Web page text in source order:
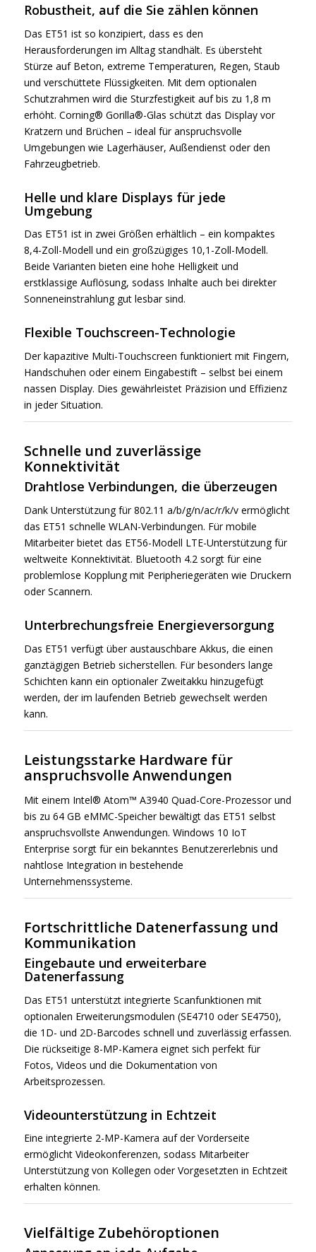
Robustheit, auf die Sie zählen können
Das ET51 ist so konzipiert, dass es den
Herausforderungen im Alltag standhält. Es übersteht
Stürze auf Beton, extreme Temperaturen, Regen, Staub
und verschüttete Flüssigkeiten. Mit dem optionalen
Schutzrahmen wird die Sturzfestigkeit auf bis zu 1,8 m
erhöht. Corning® Gorilla®-Glas schützt das Display vor
Kratzern und Brüchen – ideal für anspruchsvolle
Umgebungen wie Lagerhäuser, Außendienst oder den
Fahrzeugbetrieb.
Helle und klare Displays für jede
Umgebung
Das ET51 ist in zwei Größen erhältlich – ein kompaktes
8,4-Zoll-Modell und ein großzügiges 10,1-Zoll-Modell.
Beide Varianten bieten eine hohe Helligkeit und
erstklassige Auflösung, sodass Inhalte auch bei direkter
Sonneneinstrahlung gut lesbar sind.
Flexible Touchscreen-Technologie
Der kapazitive Multi-Touchscreen funktioniert mit Fingern,
Handschuhen oder einem Eingabestift – selbst bei einem
nassen Display. Dies gewährleistet Präzision und Effizienz
in jeder Situation.
Schnelle und zuverlässige
Konnektivität
Drahtlose Verbindungen, die überzeugen
Dank Unterstützung für 802.11 a/b/g/n/ac/r/k/v ermöglicht
das ET51 schnelle WLAN-Verbindungen. Für mobile
Mitarbeiter bietet das ET56-Modell LTE-Unterstützung für
weltweite Konnektivität. Bluetooth 4.2 sorgt für eine
problemlose Kopplung mit Peripheriegeräten wie Druckern
oder Scannern.
Unterbrechungsfreie Energieversorgung
Das ET51 verfügt über austauschbare Akkus, die einen
ganztägigen Betrieb sicherstellen. Für besonders lange
Schichten kann ein optionaler Zweitakku hinzugefügt
werden, der im laufenden Betrieb gewechselt werden
kann.
Leistungsstarke Hardware für
anspruchsvolle Anwendungen
Mit einem Intel® Atom™ A3940 Quad-Core-Prozessor und
bis zu 64 GB eMMC-Speicher bewältigt das ET51 selbst
anspruchsvollste Anwendungen. Windows 10 IoT
Enterprise sorgt für ein bekanntes Benutzererlebnis und
nahtlose Integration in bestehende
Unternehmenssysteme.
Fortschrittliche Datenerfassung und
Kommunikation
Eingebaute und erweiterbare
Datenerfassung
Das ET51 unterstützt integrierte Scanfunktionen mit
optionalen Erweiterungsmodulen (SE4710 oder SE4750),
die 1D- und 2D-Barcodes schnell und zuverlässig erfassen.
Die rückseitige 8-MP-Kamera eignet sich perfekt für
Fotos, Videos und die Dokumentation von
Arbeitsprozessen.
Videounterstützung in Echtzeit
Eine integrierte 2-MP-Kamera auf der Vorderseite
ermöglicht Videokonferenzen, sodass Mitarbeiter
Unterstützung von Kollegen oder Vorgesetzten in Echtzeit
erhalten können.
Vielfältige Zubehöroptionen